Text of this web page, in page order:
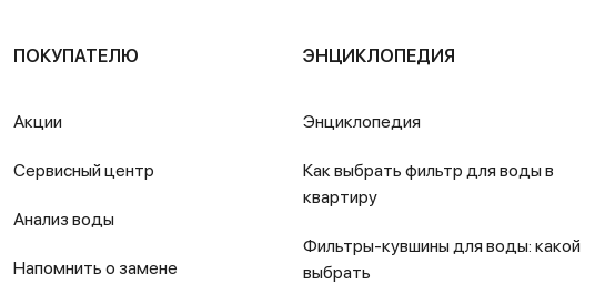
ПОКУПАТЕЛЮ
Акции
Сервисный центр
Анализ воды
Напомнить о замене
ЭНЦИКЛОПЕДИЯ
Энциклопедия
Как выбрать фильтр для воды в
квартиру
Фильтры-кувшины для воды: какой
выбрать